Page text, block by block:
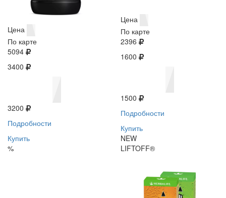
Цена
По карте
5094
3400
3200
Подробности
Купить
%
Цена
По карте
2396
1600
1500
Подробности
Купить
NEW
LIFTOFF®